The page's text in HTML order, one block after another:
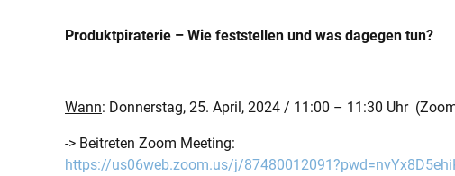
Produktpiraterie – Wie feststellen und was dagegen tun?
Wann: Donnerstag, 25. April, 2024 / 11:00 – 11:30 Uhr
-> Beitreten Zoom Meeting:
https://us06web.zoom.us/j/